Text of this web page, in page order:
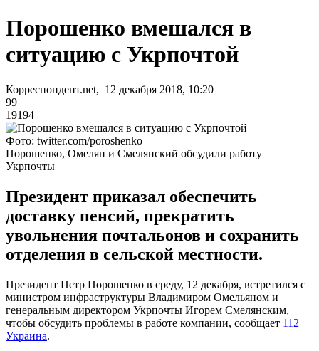
Порошенко вмешался в
ситуацию с Укрпочтой
Корреспондент.net, 12 декабря 2018, 10:20
99
19194
Фото: twitter.com/poroshenko
Порошенко, Омелян и Смелянский обсудили работу
Укрпочты
Президент приказал обеспечить
доставку пенсий, прекратить
увольнения почтальонов и сохранить
отделения в сельской местности.
Президент Петр Порошенко в среду, 12 декабря, встретился с
министром инфраструктуры Владимиром Омельяном и
генеральным директором Укрпочты Игорем Смелянским,
чтобы обсудить проблемы в работе компании, сообщает 112
Украина.